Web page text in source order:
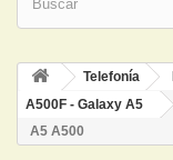
Telefonía
A500F - Galaxy A5
A5 A500